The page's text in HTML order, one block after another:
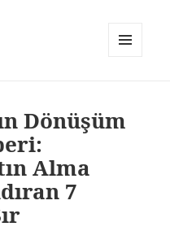
Dönüşüm
Alma
7